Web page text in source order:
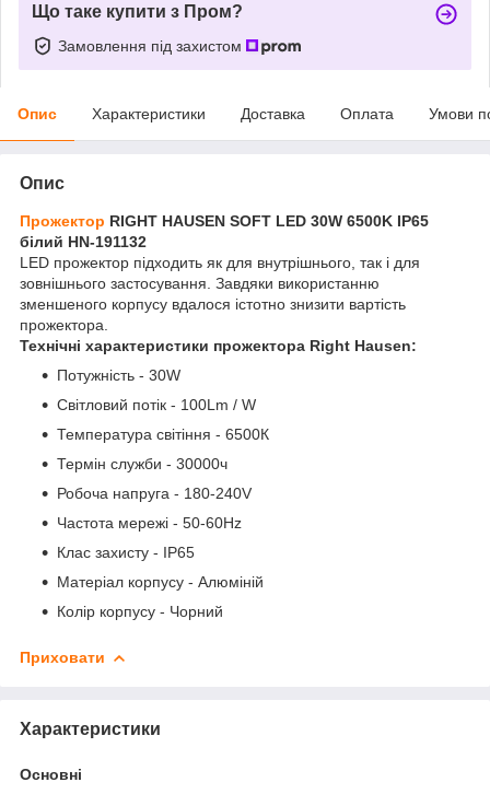
Що таке купити з Пром?
Замовлення під захистом
Опис Характеристики Доставка Оплата Умови
Опис
Прожектор RIGHT HAUSEN SOFT LED 30W 6500K IP65
білий HN-191132
LED прожектор підходить як для внутрішнього, так і для
зовнішнього застосування. Завдяки використанню
зменшеного корпусу вдалося істотно знизити вартість
прожектора.
Технічні характеристики прожектора Right Hausen:
Потужність - 30W
Світловий потік - 100Lm / W
Температура світіння - 6500К
Термін служби - 30000ч
Робоча напруга - 180-240V
Частота мережі - 50-60Hz
Клас захисту - IP65
Матеріал корпусу - Алюміній
Колір корпусу - Чорний
Приховати
Характеристики
Основні